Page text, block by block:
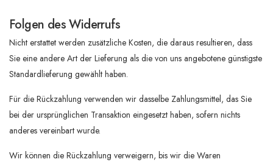
Folgen des Widerrufs
Nicht erstattet werden zusätzliche Kosten, die daraus resultieren, dass
Sie eine andere Art der Lieferung als die von uns angebotene günstigste
Standardlieferung gewählt haben.
Für die Rückzahlung verwenden wir dasselbe Zahlungsmittel, das Sie
bei der ursprünglichen Transaktion eingesetzt haben, sofern nichts
anderes vereinbart wurde.
Wir können die Rückzahlung verweigern, bis wir die Waren